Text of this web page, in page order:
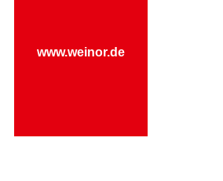
www.weinor.de